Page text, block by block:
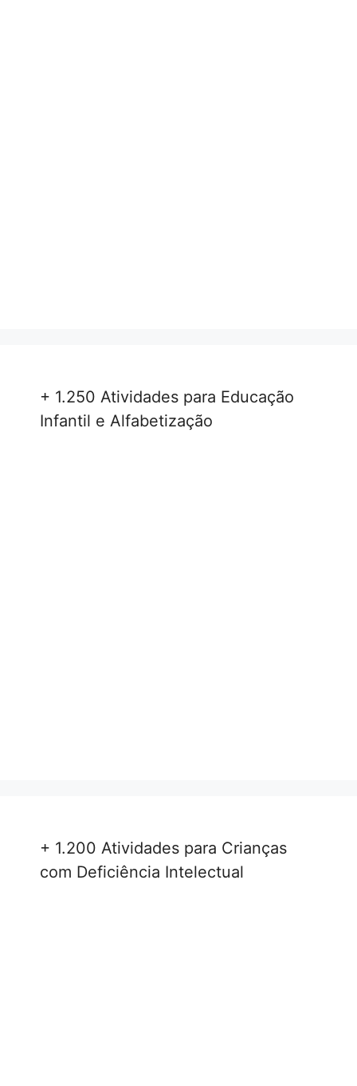
+ 1.250 Atividades para Educação
Infantil e Alfabetização
+ 1.200 Atividades para Crianças
com Deficiência Intelectual